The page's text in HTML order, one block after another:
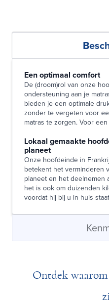
Een optimaal comfort
De (droom)rol van onze
ondersteuning aan je
bieden je een optimale
zonder te vergeten voor
matras te zorgen. Voor
Lokaal gemaakte
planeet
Onze hoofdeinde in
betekent het verminderen
planeet en het deelnemen
het is ook om duizenden
voordat hij bij u in huis
Ontdek